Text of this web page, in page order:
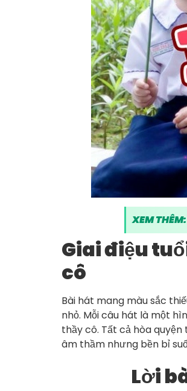
XEM THÊM:
Giai điệu
cô
Bài hát mang màu sắc
nhỏ. Mỗi câu hát là một
thầy cô. Tất cả hòa
âm thầm nhưng bền bỉ
Lời